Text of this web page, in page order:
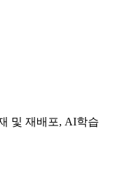
및 재배포, AI학습